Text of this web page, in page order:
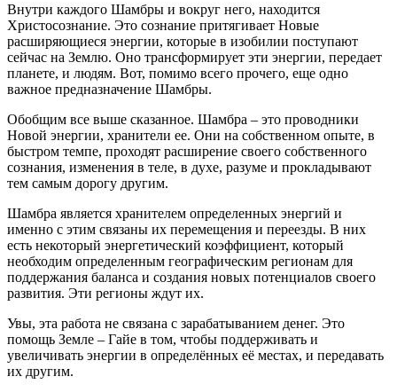
Внутри каждого Шамбры и вокруг него, находится
Христосознание. Это сознание притягивает Новые
расширяющиеся энергии, которые в изобилии поступают
сейчас на Землю. Оно трансформирует эти энергии, передает
планете, и людям. Вот, помимо всего прочего, еще одно
важное предназначение Шамбры.
Обобщим все выше сказанное. Шамбра – это проводники
Новой энергии, хранители ее. Они на собственном опыте, в
быстром темпе, проходят расширение своего собственного
сознания, изменения в теле, в духе, разуме и прокладывают
тем самым дорогу другим.
Шамбра является хранителем определенных энергий и
именно с этим связаны их перемещения и переезды. В них
есть некоторый энергетический коэффициент, который
необходим определенным географическим регионам для
поддержания баланса и создания новых потенциалов своего
развития. Эти регионы ждут их.
Увы, эта работа не связана с зарабатыванием денег. Это
помощь Земле – Гайе в том, чтобы поддерживать и
увеличивать энергии в определённых её местах, и передавать
их другим.